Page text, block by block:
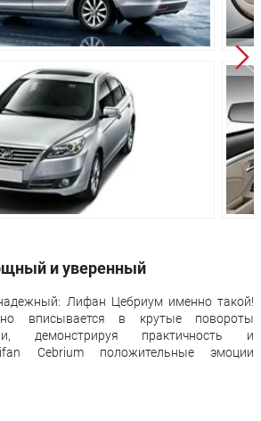
McPherson
Полузависимая -
торсионная балка
Дисковые
вентилируемые
Дисковые
5 лет или 150 000 км
пробега
и уверенный
Лифан Цебриум именно такой!
вписывается в крутые повороты
демонстрируя практичность и
Cebrium положительные эмоции